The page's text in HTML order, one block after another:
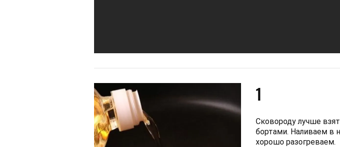
1
Сковороду лучше
бортами. Наливаем в
хорошо разогреваем.